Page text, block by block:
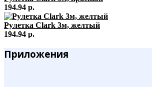
194.94 р.
Рулетка Clark 3м, желтый
194.94 р.
Приложения